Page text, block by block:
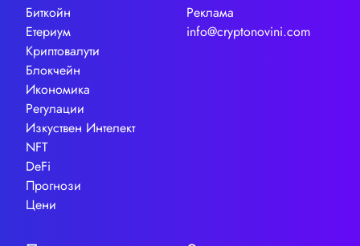
Биткойн
Етериум
Криптовалути
Блокчейн
Икономика
Регулации
Изкуствен Интелект
NFT
DeFi
Прогнози
Цени
Реклама
info@cryptonovini.com